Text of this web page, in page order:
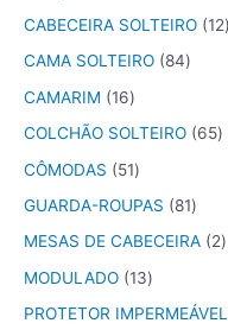
CABECEIRA SOLTEIRO 12
CAMA SOLTEIRO
84
CAMARIM
16
COLCHÃO SOLTEIRO
65
CÔMODAS
51
GUARDA-ROUPAS
81
MESAS DE CABECEIRA
2
MODULADO 13
PROTETOR IMPERMEÁVEL